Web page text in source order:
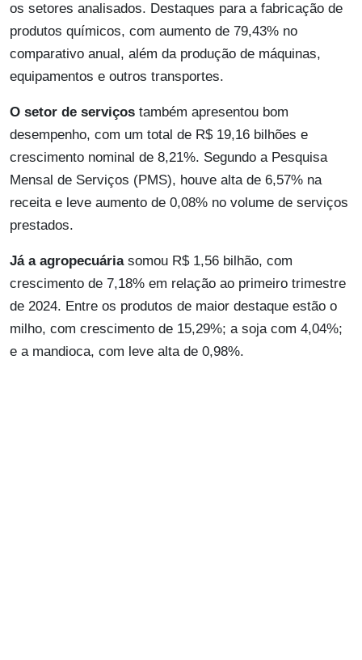
os setores analisados. Destaques para a fabricação de
produtos químicos, com aumento de 79,43% no
comparativo anual, além da produção de máquinas,
equipamentos e outros transportes.
O setor de serviços também apresentou bom
desempenho, com um total de R$ 19,16 bilhões e
crescimento nominal de 8,21%. Segundo a Pesquisa
Mensal de Serviços (PMS), houve alta de 6,57% na
receita e leve aumento de 0,08% no volume de serviços
prestados.
Já a agropecuáriasomou R$ 1,56 bilhão, com
crescimento de 7,18% em relação ao primeiro trimestre
de 2024. Entre os produtos de maior destaque estão o
milho, com crescimento de 15,29%; a soja com 4,04%;
e a mandioca, com leve alta de 0,98%.